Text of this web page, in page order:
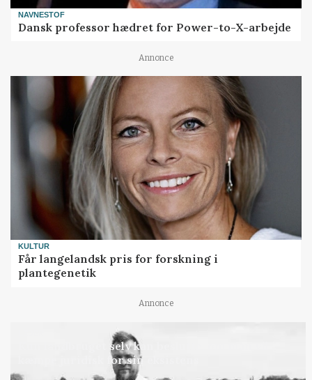
NAVNESTOF
Dansk professor hædret for Power-to-X-arbejde
Annonce
KULTUR
Får langelandsk pris for forskning i
plantegenetik
Annonce
Kun landbruget selv kan beslutte, om man vil
kæmpe juridisk for sin eksistens